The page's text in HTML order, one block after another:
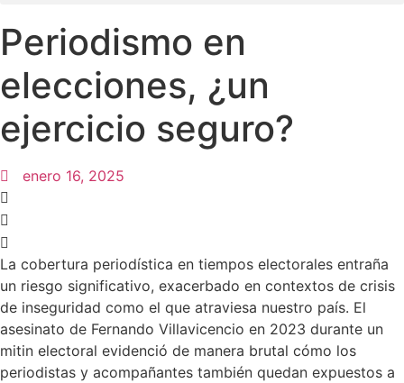
Periodismo en
elecciones, ¿un
ejercicio seguro?
enero 16, 2025
La cobertura periodística en tiempos electorales entraña
un riesgo significativo, exacerbado en contextos de crisis
de inseguridad como el que atraviesa nuestro país. El
asesinato de Fernando Villavicencio en 2023 durante un
mitin electoral evidenció de manera brutal cómo los
periodistas y acompañantes también quedan expuestos a